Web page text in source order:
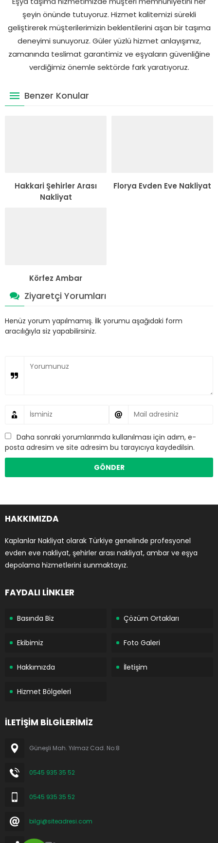
şeyin önünde tutuyoruz. Hizmet kalitemizi sürekli
geliştirerek müşterilerimizin beklentilerini aşan bir taşıma
deneyimi sunuyoruz. Güler yüzlü hizmet anlayışımız,
zamanında teslimat garantimiz ve eşyaların güvenliğine
verdiğimiz önemle sektörde fark yaratıyoruz.
Benzer Konular
Hakkari Şehirler Arası
Nakliyat
Florya Evden Eve Nakliyat
Körfez Ambar
Ziyaretçi Yorumları
Henüz yorum yapılmamış. İlk yorumu aşağıdaki form
aracılığıyla siz yapabilirsiniz.
Daha sonraki yorumlarımda kullanılması için adım, e-
posta adresim ve site adresim bu tarayıcıya kaydedilsin.
HAKKIMIZDA
Kaplanlar Nakliyat olarak Türkiye genelinde profesyonel
evden eve nakliyat, şehirler arası nakliyat, ambar ve eşya
depolama hizmetlerini sunmaktayız.
FAYDALI LİNKLER
Basında Biz Çözüm Ortakları
Ekibimiz Foto Galeri
Hakkımızda İletişim
Hizmet Bölgeleri
İLETİŞİM BİLGİLERİMİZ
Güneşli Mah. Yılmaz Cad. No:8
0545 935 35 52
0545 935 35 52
bilgi@siteadresi.com